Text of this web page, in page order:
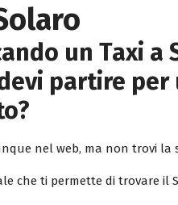
un Taxi a
partire
nel web, ma non trovi
che ti permette di trovare il